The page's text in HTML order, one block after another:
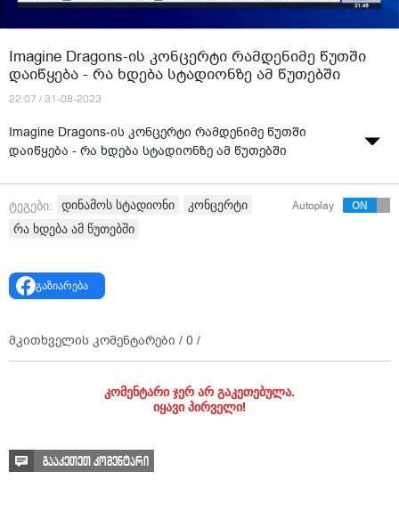
Imagine Dragons-ის კონცერტი რამდენიმე წუთში
დაიწყება - რა ხდება სტადიონზე ამ წუთებში
22:07 / 31-08-2023
Imagine Dragons-ის კონცერტი რამდენიმე წუთში
დაიწყება - რა ხდება სტადიონზე ამ წუთებში
ვიდეო: "რუსთავი 2"
ტეგები: დინამოს სტადიონი
კონცერტი
რა ხდება ამ წუთებში
Autoplay
გაზიარება
მკითხველის კომენტარები / 0 /
კომენტარი ჯერ არ გაკეთებულა.
იყავი პირველი!
გააკეთეთ კომენტარი